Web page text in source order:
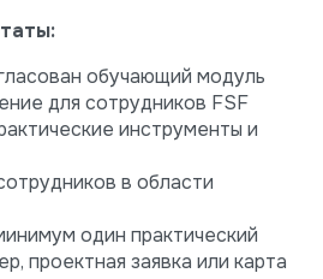
обучающий модуль
для сотрудников FSF
инструменты и
в области
один практический
проектная заявка или карта